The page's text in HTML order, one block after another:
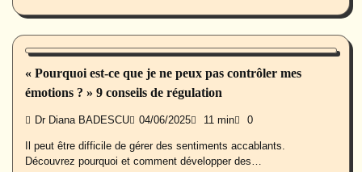
Psycho
« Pourquoi est-ce que je ne peux pas contrôler mes
émotions ? » 9 conseils de régulation
Dr Diana BADESCU 04/06/2025 11 min 0
Il peut être difficile de gérer des sentiments accablants.
Découvrez pourquoi et comment développer des…